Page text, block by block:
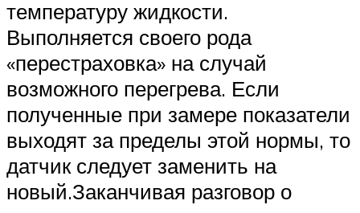
температуру жидкости.
Выполняется своего рода
«перестраховка» на случай
возможного перегрева. Если
полученные при замере показатели
выходят за пределы этой нормы, то
датчик следует заменить на
новый.Заканчивая разговор о